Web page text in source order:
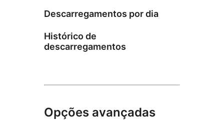
Descarregamentos por dia
Histórico de
descarregamentos
Opções avançadas